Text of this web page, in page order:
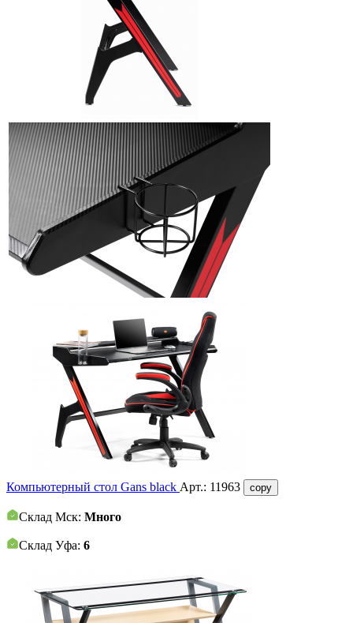
Компьютерный стол Gans black Арт.: 11963 copy
Склад Мск: Много
Склад Уфа: 6